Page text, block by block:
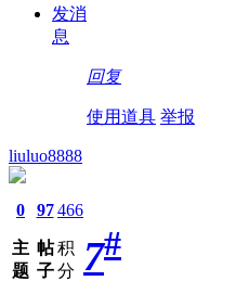
发消
息
回复
使用道具 举报
liuluo8888
0
主
题
97
帖
子
466
积
分
7#